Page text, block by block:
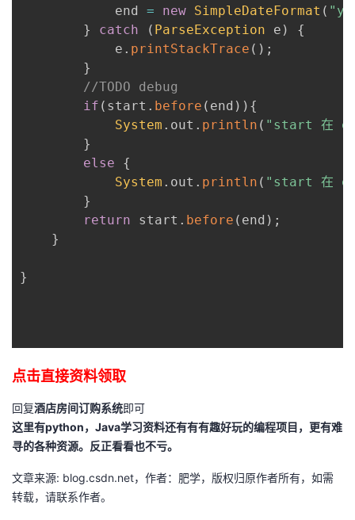
            end
= new SimpleDateFormat (
}
catch ( ParseException e )
{
            e
. printStackTrace ( ) ;
}
//TODO debug
if ( start . before ( end ) ) {
System . out . println ( "start 在
}
else
{
System . out . println ( "start 在
}
return start . before ( end ) ;
}
}
点击直接资料领取
回复酒店房间订购系统即可
这里有python，Java学习资料还有有有趣好玩的编程项目，更有难
寻的各种资源。反正看看也不亏。
文章来源: blog.csdn.net，作者：肥学，版权归原作者所有，如需
转载，请联系作者。